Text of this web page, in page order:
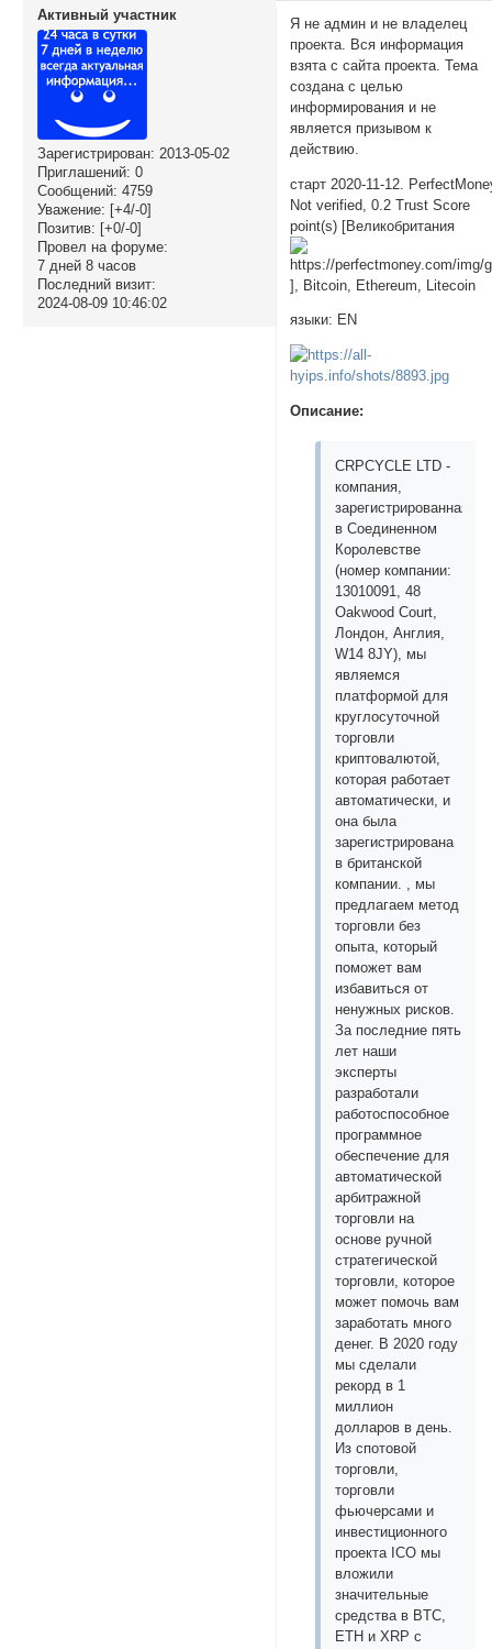
Активный участник
Зарегистрирован: 2013-05-02
Приглашений: 0
Сообщений: 4759
Уважение: [+4/-0]
Позитив: [+0/-0]
Провел на форуме:
7 дней 8 часов
Последний визит:
2024-08-09 10:46:02
Я не админ и не владелец
проекта. Вся информация
взята с сайта проекта. Тема
создана с целью
информирования и не
является призывом к
действию.
старт 2020-11-12.
Not verified, 0.2 Trust Score
point(s) [Великобритания
], Bitcoin, Ethereum, Litecoin
языки: EN
Описание:
CRPCYCLE LTD -
компания,
зарегистрированная
в Соединенном
Королевстве
(номер компании:
13010091, 48
Oakwood Court,
Лондон, Англия,
W14 8JY), мы
являемся
платформой для
круглосуточной
торговли
криптовалютой,
которая работает
автоматически, и
она была
зарегистрирована
в британской
компании. , мы
предлагаем метод
торговли без
опыта, который
поможет вам
избавиться от
ненужных рисков.
За последние пять
лет наши
эксперты
разработали
работоспособное
программное
обеспечение для
автоматической
арбитражной
торговли на
основе ручной
стратегической
торговли, которое
может помочь вам
заработать много
денег. В 2020 году
мы сделали
рекорд в 1
миллион
долларов в день.
Из спотовой
торговли,
торговли
фьючерсами и
инвестиционного
проекта ICO мы
вложили
значительные
средства в BTC,
ETH и XRP с